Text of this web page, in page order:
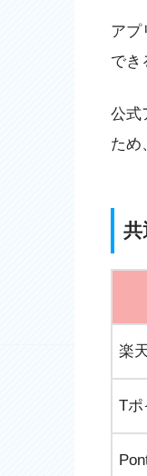
アプ
でき
公式
ため
共
楽
Tポ